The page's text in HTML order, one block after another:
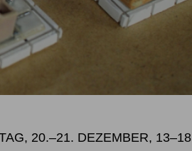
20.–21. DEZEMBER, 13–18